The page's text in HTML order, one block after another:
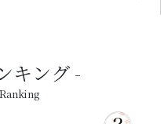
キング